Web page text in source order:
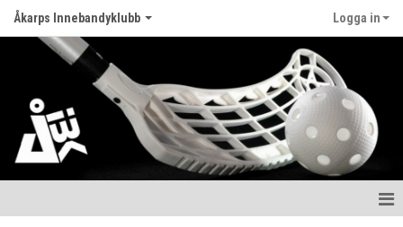
Åkarps Innebandyklubb Logga in